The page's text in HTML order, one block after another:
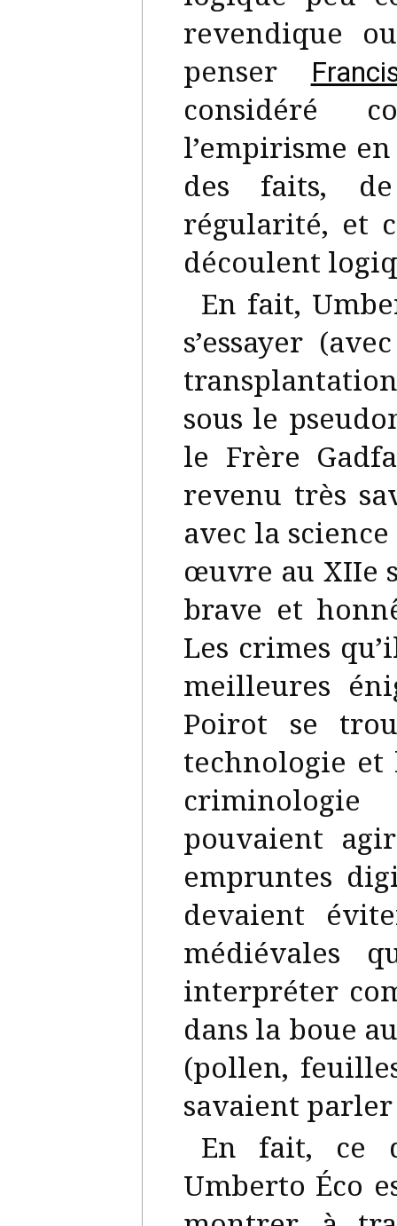
revendique
penser
considéré
l’empirisme
des faits,
régularité, et
découlent
En fait,
s’essayer
sous le
le Frère
revenu très
avec la
œuvre au XIIe
brave et
Les crimes
meilleures
Poirot se
technologie et
pouvaient
empruntes
devaient
médiévales
interpréter
dans la boue
(pollen,
savaient
En fait, ce
Umberto Éco